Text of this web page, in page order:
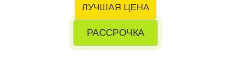
ЛУЧШАЯ ЦЕНА
РАССРОЧКА